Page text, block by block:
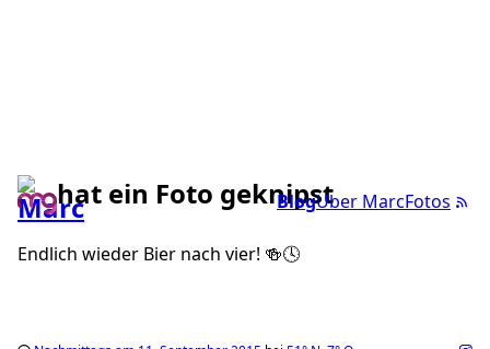
BlogÜber MarcFotos
hat ein Foto geknipst
Endlich wieder Bier nach vier! 🍻🕓